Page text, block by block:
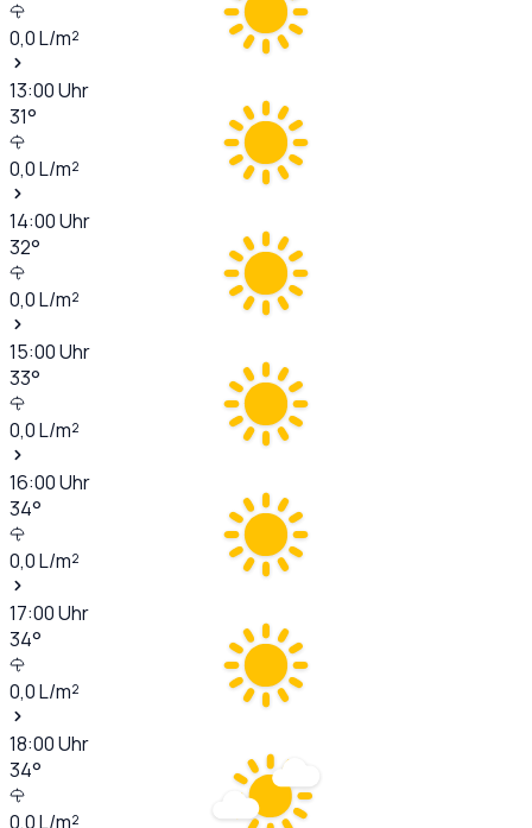
0,0L/m²
13:00Uhr
31°
0,0L/m²
14:00Uhr
32°
0,0L/m²
15:00Uhr
33°
0,0L/m²
16:00Uhr
34°
0,0L/m²
17:00Uhr
34°
0,0L/m²
18:00Uhr
34°
0,0L/m²